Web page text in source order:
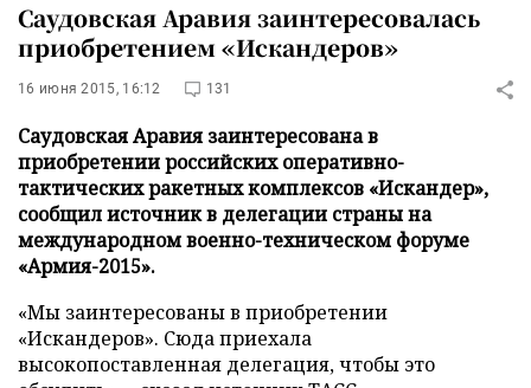
Саудовская Аравия заинтересовалась
приобретением «Искандеров»
16 июня 2015, 16:12 131
Саудовская Аравия заинтересована в
приобретении российских оперативно-
тактических ракетных комплексов «Искандер»,
сообщил источник в делегации страны на
международном военно-техническом форуме
«Армия-2015».
«Мы заинтересованы в приобретении
«Искандеров». Сюда приехала
высокопоставленная делегация, чтобы это